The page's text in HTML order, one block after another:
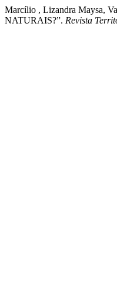
Marcílio , Lizandra Maysa,
NATURAIS?”. Revista